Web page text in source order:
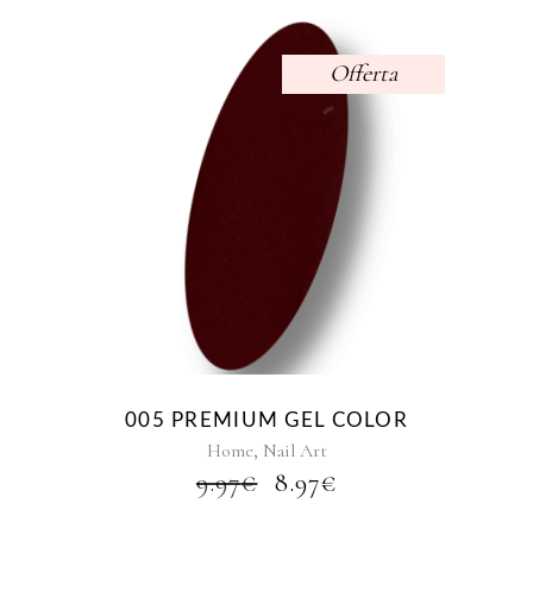
Offerta
005 PREMIUM GEL COLOR
Home, Nail Art
9.97€ IL
PREZZO
8.97€